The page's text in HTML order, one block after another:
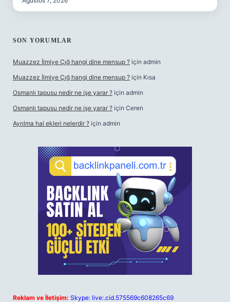
SON YORUMLAR
Muazzez İlmiye Çığ hangi dine mensup ? için admin
Muazzez İlmiye Çığ hangi dine mensup ? için Kısa
Osmanlı tapusu nedir ne işe yarar ? için admin
Osmanlı tapusu nedir ne işe yarar ? için Ceren
Ayrılma hal ekleri nelerdir ? için admin
Reklam ve İletişim: Skype: live:.cid.575569c608265c69